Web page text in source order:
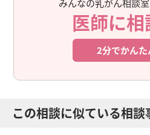
医師に
2分でかんた
この相談に似ている相談